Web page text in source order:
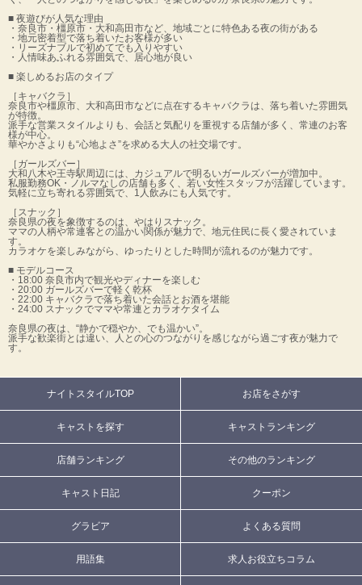
■ 夜遊びが人気な理由
・奈良市・橿原市・大和高田市など、地域ごとに特色ある夜の街がある
・地元密着型で落ち着いたお客様が多い
・リーズナブルで初めてでも入りやすい
・人情味あふれる雰囲気で、居心地が良い
■ 楽しめるお店のタイプ
［キャバクラ］
奈良市や橿原市、大和高田市などに点在するキャバクラは、落ち着いた雰囲気
が特徴。
派手な営業スタイルよりも、会話と気配りを重視する店舗が多く、常連のお客
様が中心。
華やかさよりも“心地よさ”を求める大人の社交場です。
［ガールズバー］
大和八木や王寺駅周辺には、カジュアルで明るいガールズバーが増加中。
私服勤務OK・ノルマなしの店舗も多く、若い女性スタッフが活躍しています。
気軽に立ち寄れる雰囲気で、1人飲みにも人気です。
［スナック］
奈良県の夜を象徴するのは、やはりスナック。
ママの人柄や常連客との温かい関係が魅力で、地元住民に長く愛されていま
す。
カラオケを楽しみながら、ゆったりとした時間が流れるのが魅力です。
■ モデルコース
・18:00 奈良市内で観光やディナーを楽しむ
・20:00 ガールズバーで軽く乾杯
・22:00 キャバクラで落ち着いた会話とお酒を堪能
・24:00 スナックでママや常連とカラオケタイム
奈良県の夜は、“静かで穏やか、でも温かい”。
派手な歓楽街とは違い、人との心のつながりを感じながら過ごす夜が魅力で
す。
ナイトスタイルTOP お店をさがす
キャストを探す キャストランキング
店舗ランキング その他のランキング
キャスト日記 クーポン
グラビア よくある質問
用語集 求人お役立ちコラム